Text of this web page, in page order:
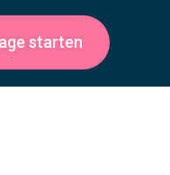
starten